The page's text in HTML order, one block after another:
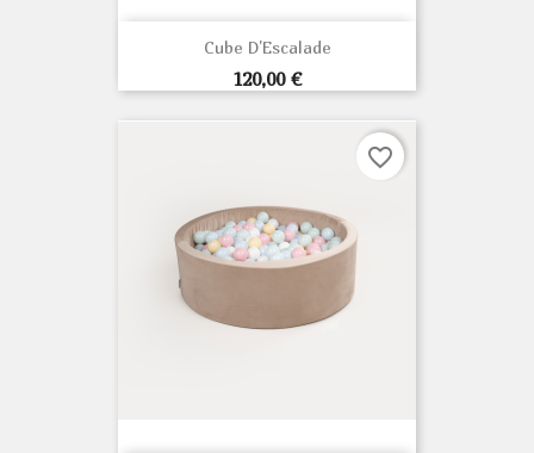
Cube D'Escalade
Prix
120,00 €
favorite_border